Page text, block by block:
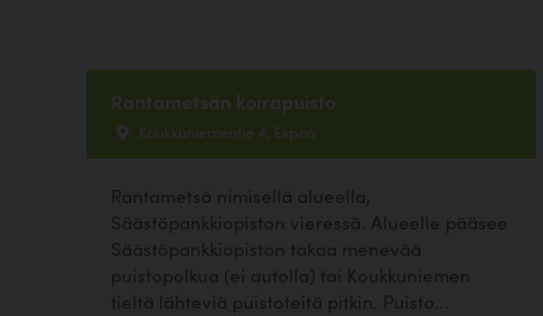
Rantametsän koirapuisto
Koukkuniementie 4, Espoo
Rantametsä nimisellä alueella,
Säästöpankkiopiston vieressä. Alueelle pääsee
Säästöpankkiopiston takaa menevää
puistopolkua (ei autolla) tai Koukkuniemen
tieltä lähteviä puistoteitä pitkin. Puisto...